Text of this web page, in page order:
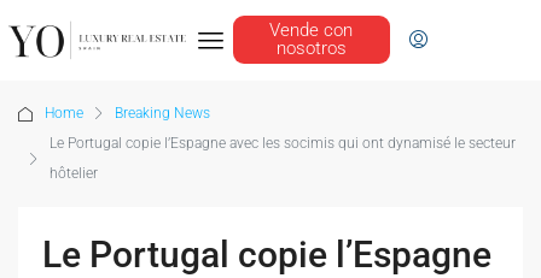
Vende con
nosotros
Home
Breaking News
Le Portugal copie l’Espagne avec les socimis qui ont dynamisé le secteur
hôtelier
Le Portugal copie l’Espagne